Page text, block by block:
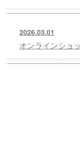
2026.03.01
オンラインショ